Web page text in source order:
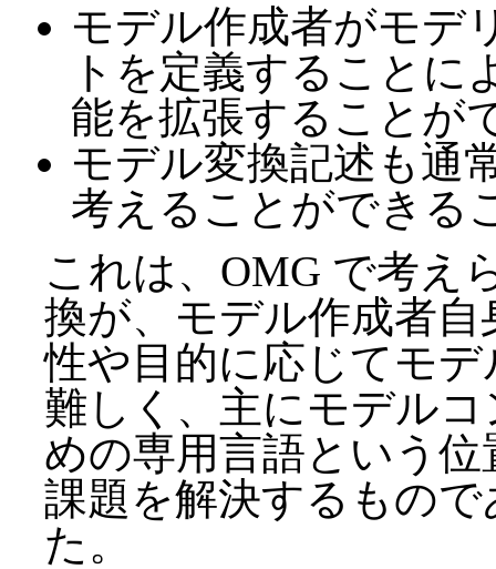
モデル作成者がモデ
トを定義することに
能を拡張することが
モデル変換記述も通
考えることができる
これは、OMG で考え
換が、モデル作成者
性や目的に応じてモ
難しく、主にモデル
めの専用言語という
課題を解決するもの
た。